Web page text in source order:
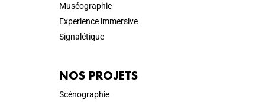
Muséographie
Experience immersive
Signalétique
NOS PROJETS
Scénographie